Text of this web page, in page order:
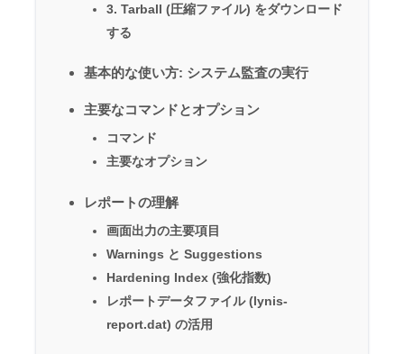
3. Tarball (圧縮ファイル) をダウンロード
する
基本的な使い方: システム監査の実行
主要なコマンドとオプション
コマンド
主要なオプション
レポートの理解
画面出力の主要項目
Warnings と Suggestions
Hardening Index (強化指数)
レポートデータファイル (lynis-
report.dat) の活用